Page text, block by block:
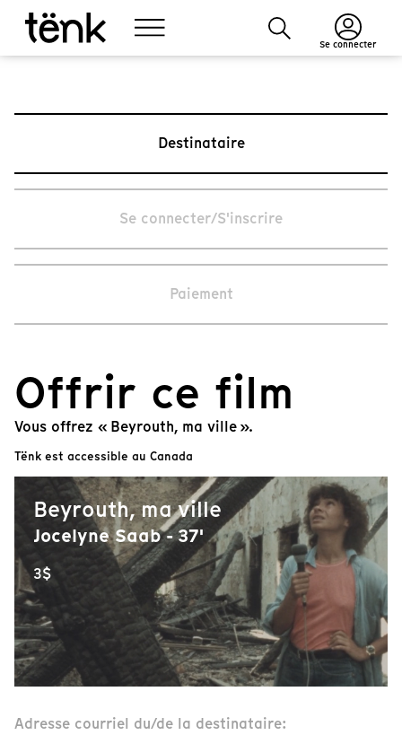
Se connecter
Destinataire
Se connecter/S'inscrire
Paiement
Offrir ce film
Vous offrez « Beyrouth, ma ville ».
Tënk est accessible au Canada
Beyrouth, ma ville
Jocelyne Saab - 37'
3$
Adresse courriel du/de la destinataire: